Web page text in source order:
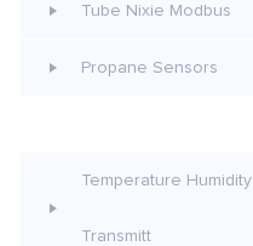
Tube Nixie Modbus
Propane Sensors
Temperature Humidity
Transmitt